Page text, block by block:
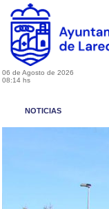
06 de Agosto de 2026
08:14 hs
NOTICIAS